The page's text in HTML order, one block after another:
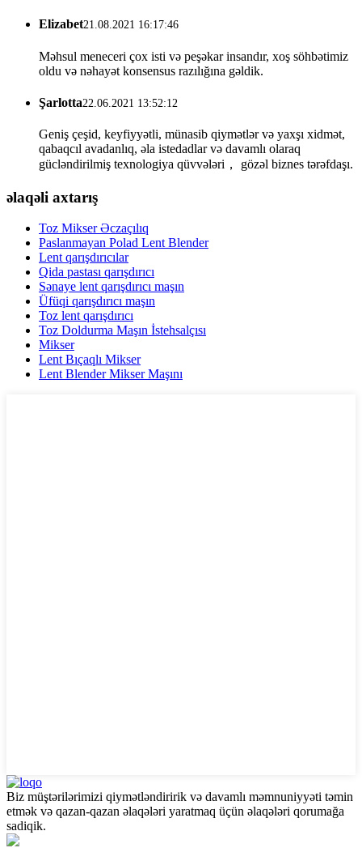
Elizabet21.08.2021 16:17:46
Məhsul meneceri çox isti və peşəkar insandır, xoş söhbətimiz
oldu və nəhayət konsensus razılığına gəldik.
Şarlotta22.06.2021 13:52:12
Geniş çeşid, keyfiyyətli, münasib qiymətlər və yaxşı xidmət,
qabaqcıl avadanlıq, əla istedadlar və davamlı olaraq
gücləndirilmiş texnologiya qüvvələri， gözəl biznes tərəfdaşı.
əlaqəli axtarış
Toz Mikser Əczaçılıq
Paslanmayan Polad Lent Blender
Lent qarışdırıcılar
Qida pastası qarışdırıcı
Sənaye lent qarışdırıcı maşın
Üfüqi qarışdırıcı maşın
Toz lent qarışdırıcı
Toz Doldurma Maşın İstehsalçısı
Mikser
Lent Bıçaqlı Mikser
Lent Blender Mikser Maşını
Biz müştərilərimizi qiymətləndiririk və davamlı məmnuniyyəti təmin
etmək və qazan-qazan əlaqələri yaratmaq üçün əlaqələri qorumağa
sadiqik.